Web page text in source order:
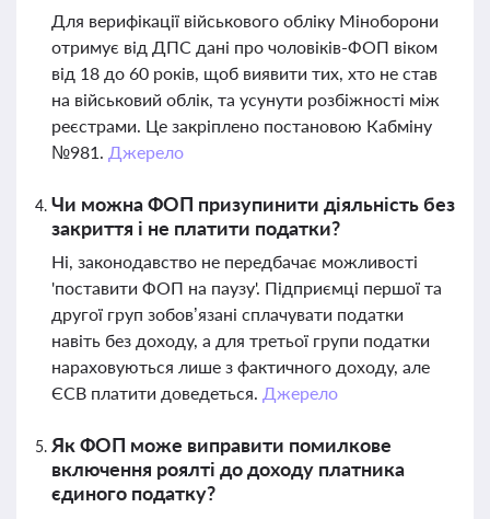
Для верифікації військового обліку Міноборони
отримує від ДПС дані про чоловіків-ФОП віком
від 18 до 60 років, щоб виявити тих, хто не став
на військовий облік, та усунути розбіжності між
реєстрами. Це закріплено постановою Кабміну
№981. Джерело
Чи можна ФОП призупинити діяльність без
закриття і не платити податки?
Ні, законодавство не передбачає можливості
'поставити ФОП на паузу'. Підприємці першої та
другої груп зобов’язані сплачувати податки
навіть без доходу, а для третьої групи податки
нараховуються лише з фактичного доходу, але
ЄСВ платити доведеться. Джерело
Як ФОП може виправити помилкове
включення роялті до доходу платника
єдиного податку?